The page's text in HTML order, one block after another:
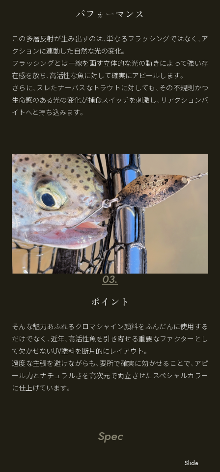
パフォーマンス
この多層反射が生み出すのは、単なるフラッシングではなく、ア
クションに連動した自然な光の変化。
フラッシングとは一線を画す立体的な光の動きによって強い存
在感を放ち、高活性な魚に対して確実にアピールします。
さらに、スレたナーバスなトラウトに対しても、その不規則かつ
生命感のある光の変化が捕食スイッチを刺激し、リアクションバ
イトへと持ち込みます。
ポイント
そんな魅力あふれるクロマシャイン顔料をふんだんに使用する
だけでなく、近年、高活性魚を引き寄せる重要なファクターとし
て欠かせないUV塗料を断片的にレイアウト。
過度な主張を避けながらも、要所で確実に効かせることで、アピ
ール力とナチュラルさを高次元で両立させたスペシャルカラー
に仕上げています。
Spec
Slide